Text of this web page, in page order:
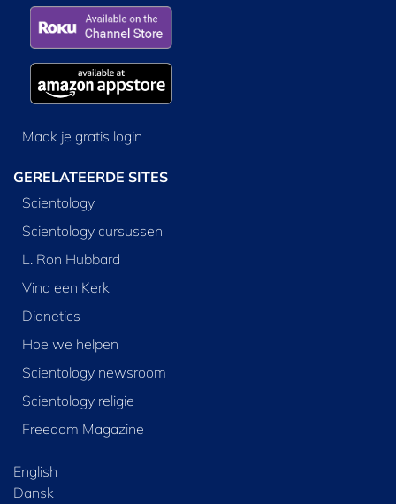
Maak je gratis login
GERELATEERDE SITES
Scientology
Scientology cursussen
L. Ron Hubbard
Vind een Kerk
Dianetics
Hoe we helpen
Scientology newsroom
Scientology religie
Freedom Magazine
English
Dansk